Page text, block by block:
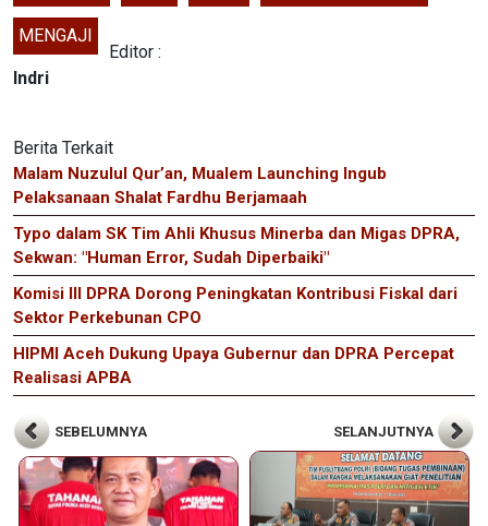
MENGAJI
Editor :
Indri
Berita Terkait
Malam Nuzulul Qur’an, Mualem Launching Ingub
Pelaksanaan Shalat Fardhu Berjamaah
Typo dalam SK Tim Ahli Khusus Minerba dan Migas DPRA,
Sekwan: "Human Error, Sudah Diperbaiki"
Komisi III DPRA Dorong Peningkatan Kontribusi Fiskal dari
Sektor Perkebunan CPO
HIPMI Aceh Dukung Upaya Gubernur dan DPRA Percepat
Realisasi APBA
SEBELUMNYA SELANJUTNYA